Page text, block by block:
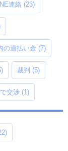
連絡 (23)
の過払い金 (7)
裁判 (5)
交渉 (1)